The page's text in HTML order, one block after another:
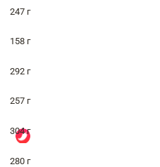
247 г
158 г
292 г
257 г
304 г
280 г